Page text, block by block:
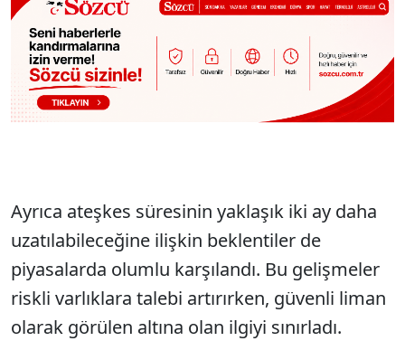
Ayrıca ateşkes süresinin yaklaşık iki ay daha
uzatılabileceğine ilişkin beklentiler de
piyasalarda olumlu karşılandı. Bu gelişmeler
riskli varlıklara talebi artırırken, güvenli liman
olarak görülen altına olan ilgiyi sınırladı.